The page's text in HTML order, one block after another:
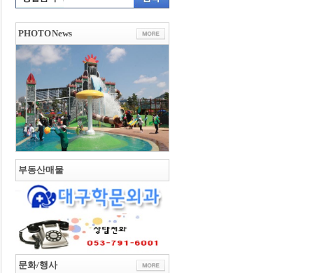
PHOTO News
부동산매물
문화/행사